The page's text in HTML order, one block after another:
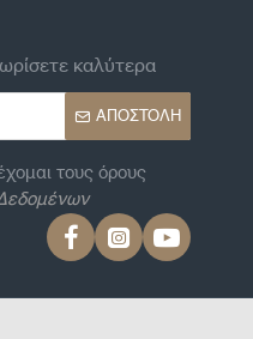
καλύτερα
ΑΠΟΣΤΟΛΉ
τους όρους